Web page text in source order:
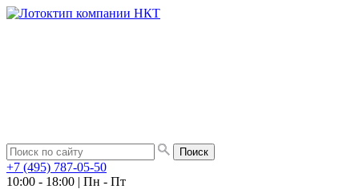
+7 (495) 787-05-50
10:00 - 18:00 | Пн - Пт